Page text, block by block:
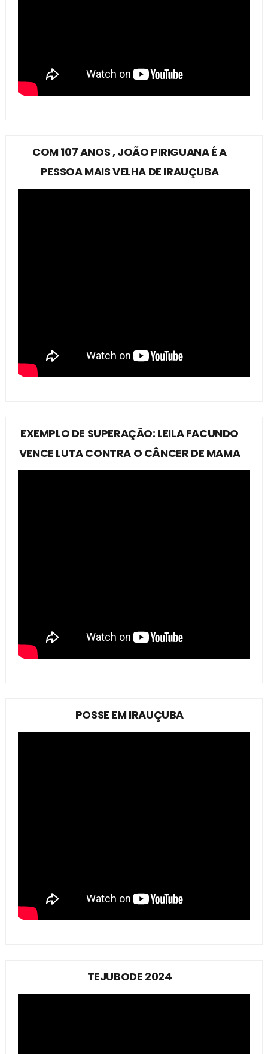
COM 107 ANOS , JOÃO PIRIGUANA É A
PESSOA MAIS VELHA DE IRAUÇUBA
EXEMPLO DE SUPERAÇÃO: LEILA FACUNDO
VENCE LUTA CONTRA O CÂNCER DE MAMA
POSSE EM IRAUÇUBA
TEJUBODE 2024